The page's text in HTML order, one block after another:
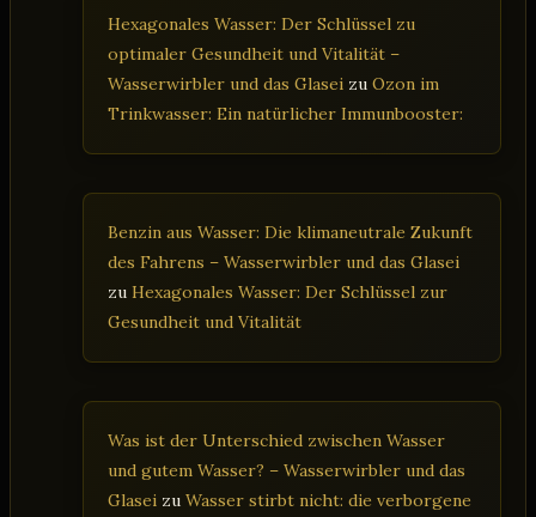
Hexagonales Wasser: Der Schlüssel zu
optimaler Gesundheit und Vitalität –
Wasserwirbler und das Glasei zu Ozon im
Trinkwasser: Ein natürlicher Immunbooster:
Benzin aus Wasser: Die klimaneutrale Zukunft
des Fahrens – Wasserwirbler und das Glasei
zu Hexagonales Wasser: Der Schlüssel zur
Gesundheit und Vitalität
Was ist der Unterschied zwischen Wasser
und gutem Wasser? – Wasserwirbler und das
Glasei zu Wasser stirbt nicht: die verborgene